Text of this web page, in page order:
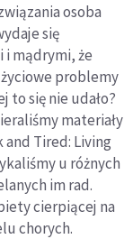
osoba
się
i mądrymi, że
problemy
to się nie udało?
materiały
Tired: Living
u różnych
im rad.
cierpiącej na
chorych.